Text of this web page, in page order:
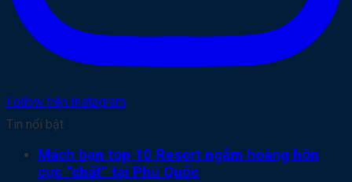
Follow trên Instagram
Tin nổi bật
Mách bạn top 10 Resort ngắm hoàng hôn
cực “chất” tại Phú Quốc